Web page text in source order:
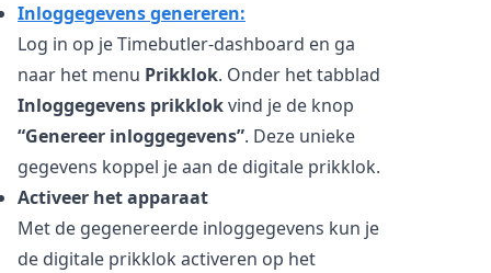
Inloggegevens genereren:
Log in op je Timebutler-dashboard en ga
naar het menu Prikklok. Onder het tabblad
Inloggegevens prikklokvind je de knop
“Genereer inloggegevens”. Deze unieke
gegevens koppel je aan de digitale prikklok.
Activeer het apparaat
Met de gegenereerde inloggegevens kun je
de digitale prikklok activeren op het